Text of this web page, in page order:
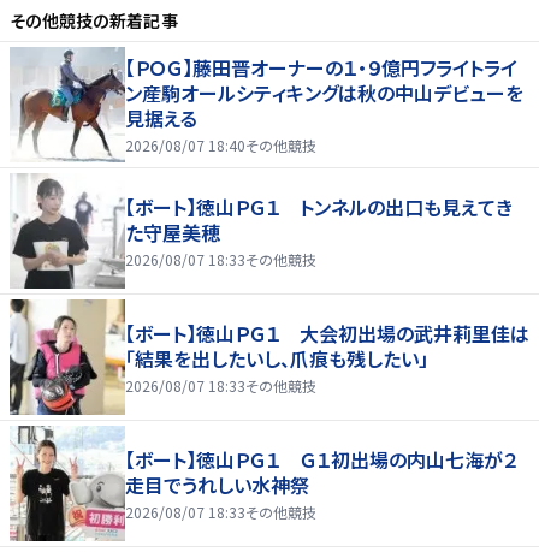
その他競技の新着記事
【ＰＯＧ】藤田晋オーナーの１・９億円フライトライ
ン産駒オールシティキングは秋の中山デビューを
見据える
2026/08/07 18:40その他競技
【ボート】徳山ＰＧ１ トンネルの出口も見えてき
た守屋美穂
2026/08/07 18:33その他競技
【ボート】徳山ＰＧ１ 大会初出場の武井莉里佳は
「結果を出したいし、爪痕も残したい」
2026/08/07 18:33その他競技
【ボート】徳山ＰＧ１ Ｇ１初出場の内山七海が２
走目でうれしい水神祭
2026/08/07 18:33その他競技